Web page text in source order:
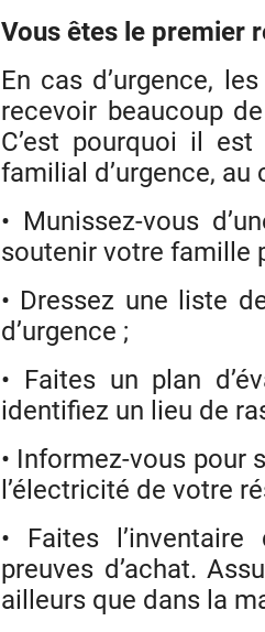
Vous êtes le premier
En cas d’urgence,
recevoir beaucoup
C’est pourquoi il
familial d’urgence,
• Munissez-vous
soutenir votre famille
• Dressez une liste
d’urgence ;
• Faites un plan
identifiez un lieu de
• Informez-vous pour
l’électricité de votre
• Faites
preuves d’achat.
ailleurs que dans la